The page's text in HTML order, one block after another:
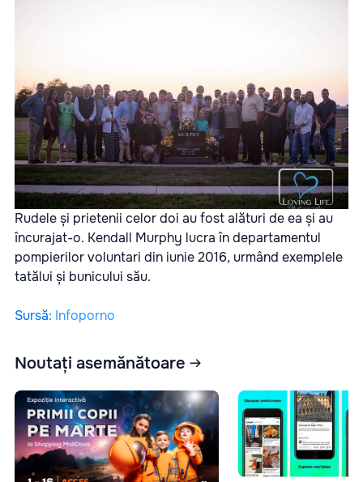
Rudele și prietenii celor doi au fost alături de ea și au
încurajat-o. Kendall Murphy lucra în departamentul
pompierilor voluntari din iunie 2016, urmând exemplele
tatălui și bunicului său.
Sursă: Infoporno
Noutați asemănătoare